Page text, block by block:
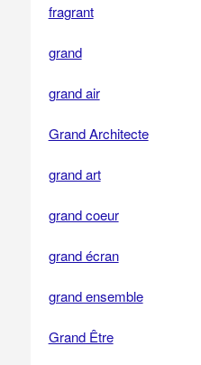
fragrant
grand
grand air
Grand Architecte
grand art
grand coeur
grand écran
grand ensemble
Grand Être